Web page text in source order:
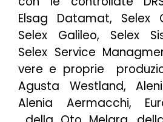
Elsag Datamat, Selex
Selex Galileo, Selex
Selex Service
vere e proprie
Agusta Westland,
Alenia Aermacchi,